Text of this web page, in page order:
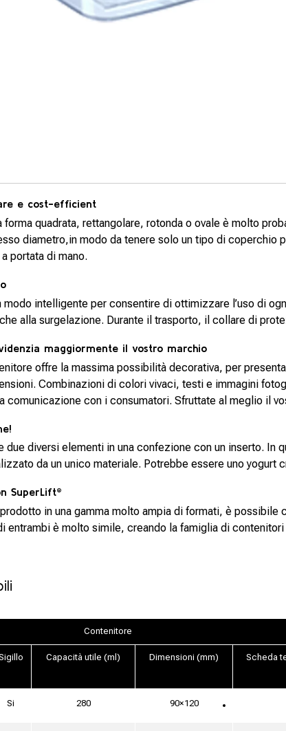
e cost-efficient
forma quadrata, rettangolare, rotonda o ovale è molto
diametro,in modo da tenere solo un tipo di coperchio
portata di mano.
modo intelligente per consentire di ottimizzare l’uso di
alla surgelazione. Durante il trasporto, il collare di
maggiormente il vostro marchio
offre la massima possibilità decorativa, per
Combinazioni di colori vivaci, testi e immagini
comunicazione con i consumatori. Sfruttate al meglio il
due diversi elementi in una confezione con un inserto.
da un unico materiale. Potrebbe essere uno
SuperLift®
in una gamma molto ampia di formati, è
entrambi è molto simile, creando la famiglia di
Contenitore
Capacità utile (ml) Dimensioni (mm) Scheda
Si 280 90×120